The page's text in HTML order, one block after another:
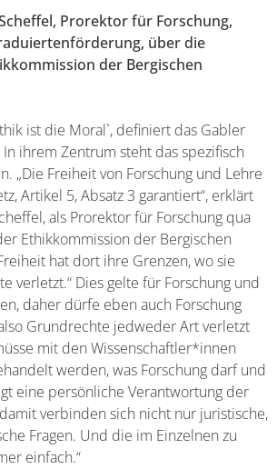
Prorektor für Forschung,
über die
der Bergischen
ist die Moral`, definiert das Gabler
ihrem Zentrum steht das spezifisch
„Die Freiheit von Forschung und Lehre
Artikel 5, Absatz 3 garantiert“, erklärt
als Prorektor für Forschung qua
Ethikkommission der Bergischen
hat dort ihre Grenzen, wo sie
verletzt.“ Dies gelte für Forschung und
daher dürfe eben auch Forschung
Grundrechte jedweder Art verletzt
mit den Wissenschaftler*innen
werden, was Forschung darf und
eine persönliche Verantwortung der
verbinden sich nicht nur juristische,
Fragen. Und die im Einzelnen zu
einfach.“